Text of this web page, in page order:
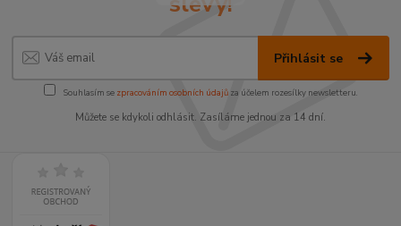
Přihlásit se
Souhlasím se zpracováním osobních údajůza účelem rozesílky newsletteru.
Můžete se kdykoli odhlásit. Zasíláme jednou za 14 dní.